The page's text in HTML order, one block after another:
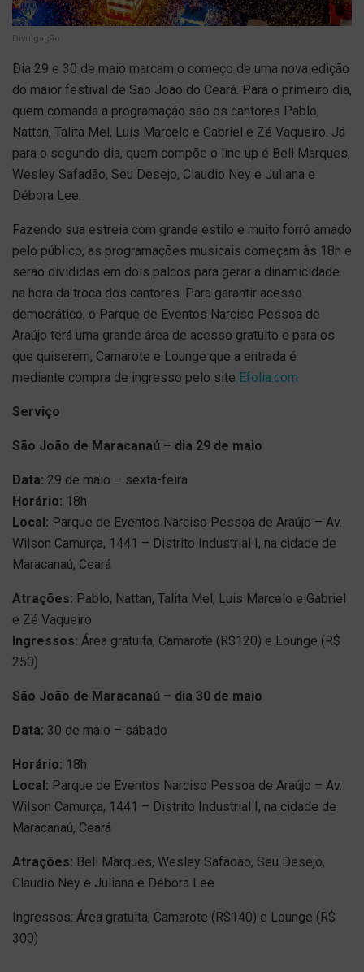
Divulgação
Dia 29 e 30 de maio marcam o começo de uma nova edição
do maior festival de São João do Ceará. Para o primeiro dia,
quem comanda a programação são os cantores Pablo,
Nattan, Talita Mel, Luís Marcelo e Gabriel e Zé Vaqueiro. Já
para o segundo dia, quem compõe o line up é Bell Marques,
Wesley Safadão, Seu Desejo, Claudio Ney e Juliana e
Débora Lee.
Fazendo sua estreia com grande estilo e muito forró amado
pelo público, as programações musicais começam às 18h e
serão divididas em dois palcos para gerar a dinamicidade
na hora da troca dos cantores. Para garantir acesso
democrático, o Parque de Eventos Narciso Pessoa de
Araújo terá uma grande área de acesso gratuito e para os
que quiserem, Camarote e Lounge que a entrada é
mediante compra de ingresso pelo site Efolia.com
Serviço
São João de Maracanaú – dia 29 de maio
Data: 29 de maio – sexta-feira
Horário: 18h
Local: Parque de Eventos Narciso Pessoa de Araújo – Av.
Wilson Camurça, 1441 – Distrito Industrial I, na cidade de
Maracanaú, Ceará
Atrações: Pablo, Nattan, Talita Mel, Luis Marcelo e Gabriel
e Zé Vaqueiro
Ingressos: Área gratuita, Camarote (R$120) e Lounge (R$
250)
São João de Maracanaú – dia 30 de maio
Data: 30 de maio – sábado
Horário: 18h
Local: Parque de Eventos Narciso Pessoa de Araújo – Av.
Wilson Camurça, 1441 – Distrito Industrial I, na cidade de
Maracanaú, Ceará
Atrações: Bell Marques, Wesley Safadão, Seu Desejo,
Claudio Ney e Juliana e Débora Lee
Ingressos: Área gratuita, Camarote (R$140) e Lounge (R$
300)